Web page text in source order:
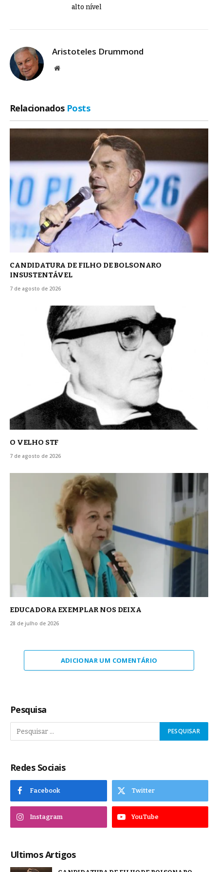
alto nível
Aristoteles Drummond
Site
Relacionados Posts
CANDIDATURA DE FILHO DE BOLSONARO
INSUSTENTÁVEL
7 de agosto de 2026
O VELHO STF
7 de agosto de 2026
EDUCADORA EXEMPLAR NOS DEIXA
28 de julho de 2026
ADICIONAR UM COMENTÁRIO
Pesquisa
Redes Sociais
Facebook Twitter
Instagram YouTube
Ultimos Artigos